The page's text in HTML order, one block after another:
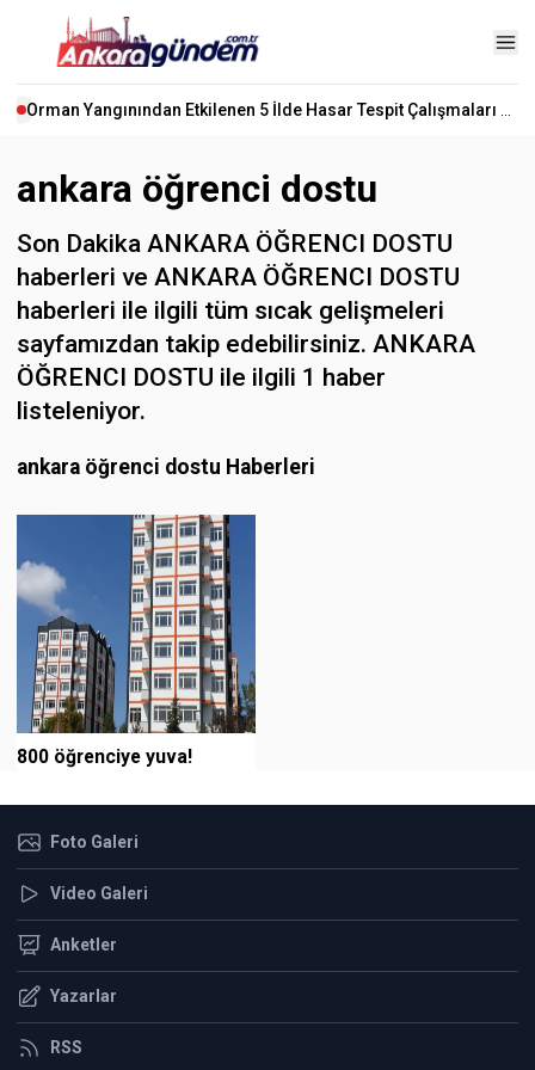
ankara öğrenci dostu
Son Dakika ANKARA ÖĞRENCI DOSTU
haberleri ve ANKARA ÖĞRENCI DOSTU
haberleri ile ilgili tüm sıcak gelişmeleri
sayfamızdan takip edebilirsiniz. ANKARA
ÖĞRENCI DOSTU ile ilgili 1 haber
listeleniyor.
ankara öğrenci dostu Haberleri
800 öğrenciye yuva!
Foto Galeri
Video Galeri
Anketler
Yazarlar
RSS